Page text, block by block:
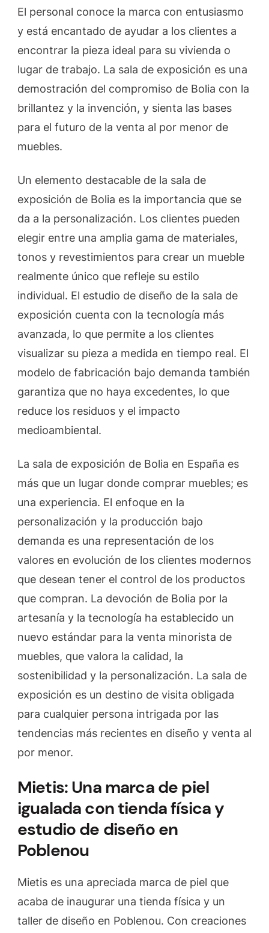
El personal conoce la marca con entusiasmo
y está encantado de ayudar a los clientes a
encontrar la pieza ideal para su vivienda o
lugar de trabajo. La sala de exposición es una
demostración del compromiso de Bolia con la
brillantez y la invención, y sienta las bases
para el futuro de la venta al por menor de
muebles.
Un elemento destacable de la sala de
exposición de Bolia es la importancia que se
da a la personalización. Los clientes pueden
elegir entre una amplia gama de materiales,
tonos y revestimientos para crear un mueble
realmente único que refleje su estilo
individual. El estudio de diseño de la sala de
exposición cuenta con la tecnología más
avanzada, lo que permite a los clientes
visualizar su pieza a medida en tiempo real. El
modelo de fabricación bajo demanda también
garantiza que no haya excedentes, lo que
reduce los residuos y el impacto
medioambiental.
La sala de exposición de Bolia en España es
más que un lugar donde comprar muebles; es
una experiencia. El enfoque en la
personalización y la producción bajo
demanda es una representación de los
valores en evolución de los clientes modernos
que desean tener el control de los productos
que compran. La devoción de Bolia por la
artesanía y la tecnología ha establecido un
nuevo estándar para la venta minorista de
muebles, que valora la calidad, la
sostenibilidad y la personalización. La sala de
exposición es un destino de visita obligada
para cualquier persona intrigada por las
tendencias más recientes en diseño y venta al
por menor.
Mietis: Una marca de piel
igualada con tienda física y
estudio de diseño en
Poblenou
Mietis es una apreciada marca de piel que
acaba de inaugurar una tienda física y un
taller de diseño en Poblenou. Con creaciones